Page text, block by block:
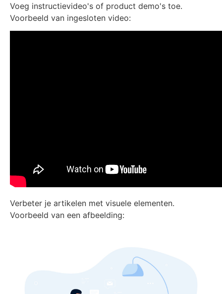
Voeg instructievideo's of product demo's toe.
Voorbeeld van ingesloten video:
Verbeter je artikelen met visuele elementen.
Voorbeeld van een afbeelding: